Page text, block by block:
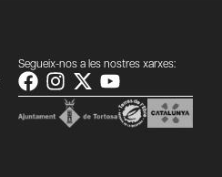
Segueix-nos a les nostres xarxes: